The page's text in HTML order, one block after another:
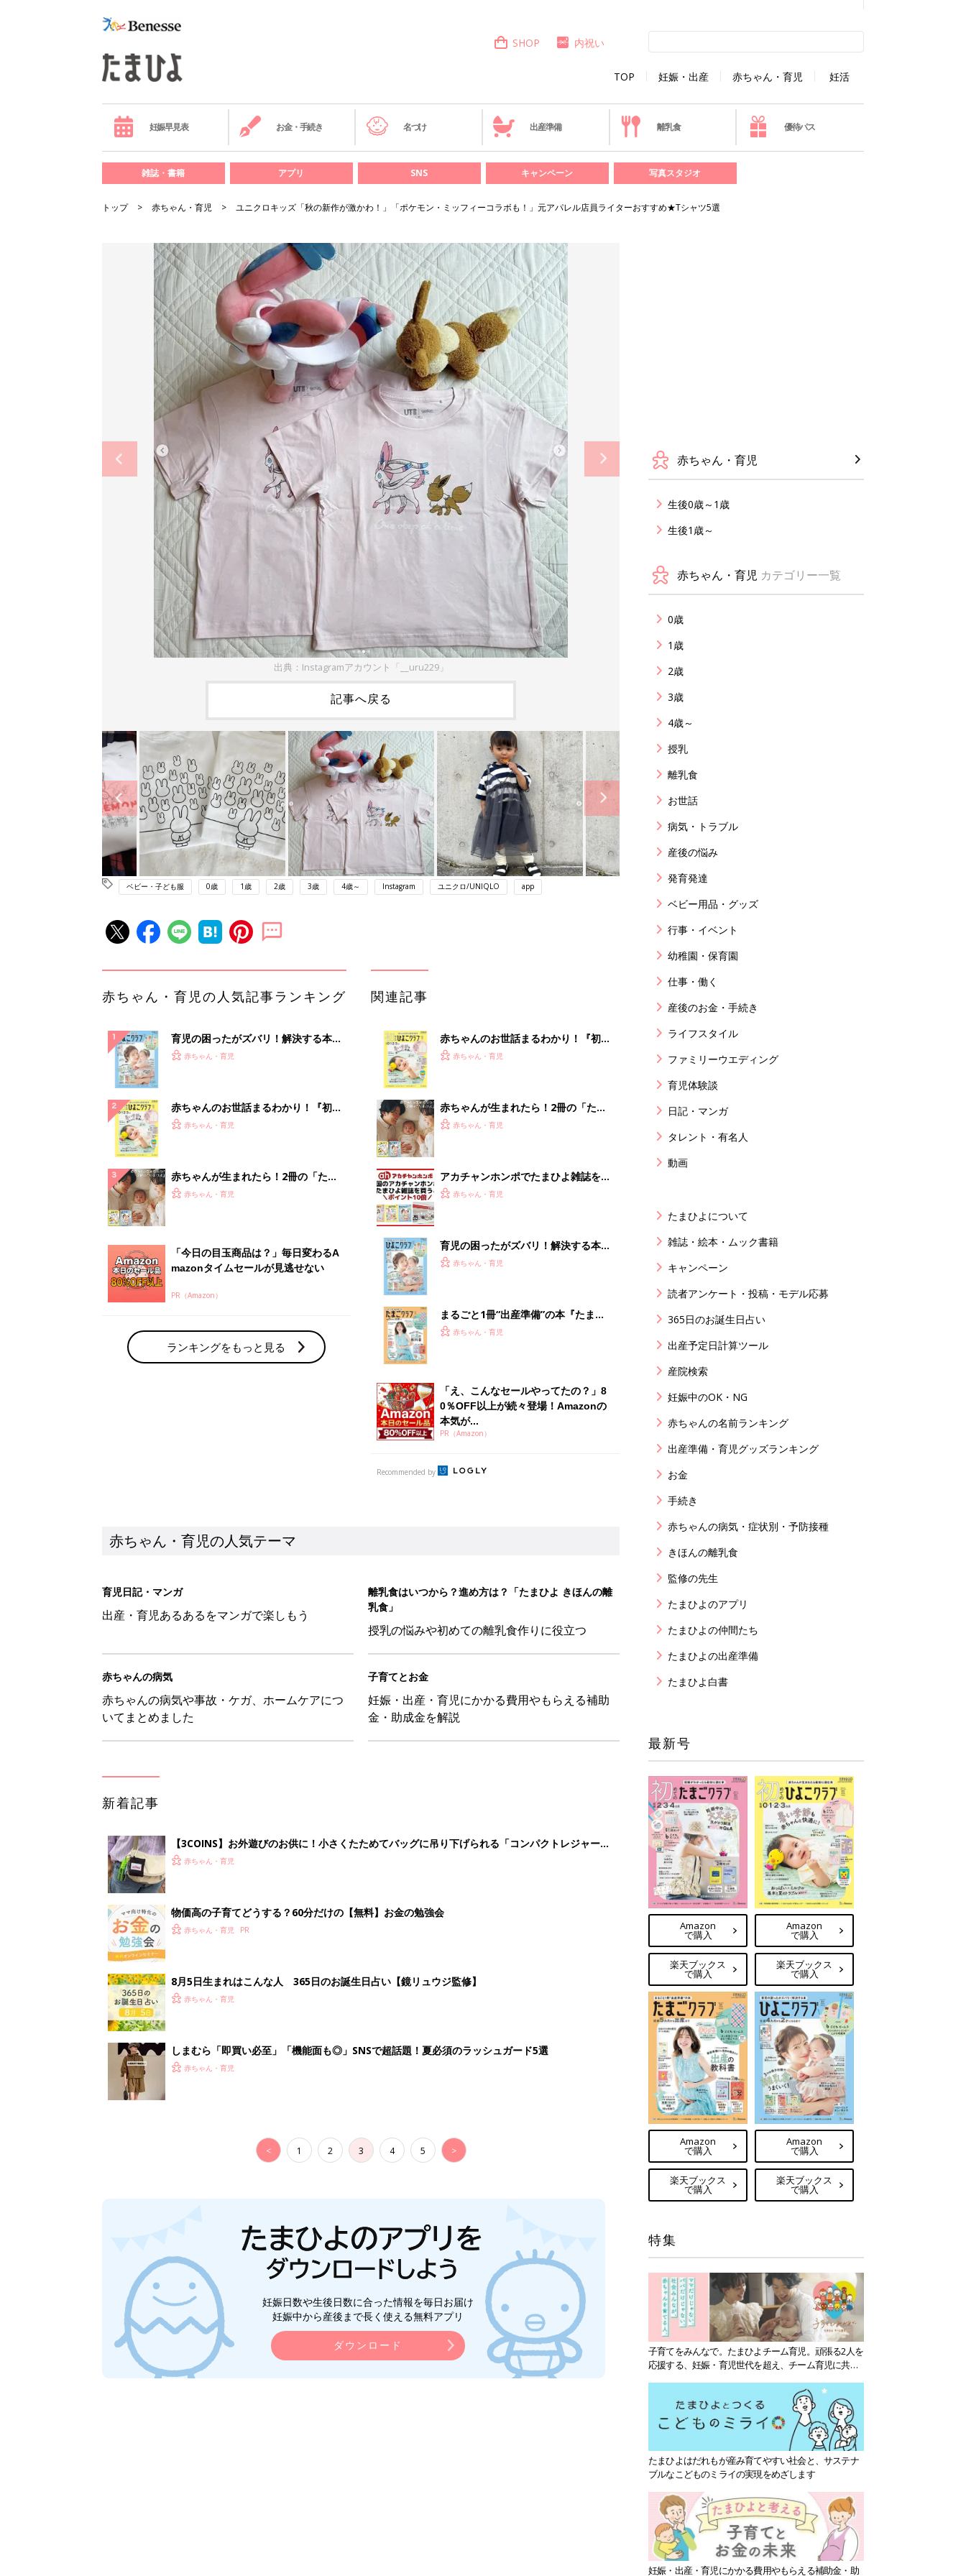
TOP 妊娠・出産 赤ちゃん・育児 妊活
SHOP 内祝い
妊娠早見表 お金・手続き 名づけ 出産準備 離乳食 優待パス
雑誌・書籍 アプリ SNS キャンペーン 写真スタジオ
トップ 赤ちゃん・育児 ユニクロキッズ「秋の新作が激かわ！」「ポケモン・ミッフィーコラボも！」元アパレル店員ライターおすすめ★Tシャツ5選
出典：Instagramアカウント「__uru229」
記事へ戻る
ベビー・子ども服 0歳 1歳 2歳 3歳 4歳～ Instagram ユニクロ/UNIQLO app
赤ちゃん・育児の人気記事ランキング
育児の困ったがズバリ！解決する本
『ひよこクラブ 夏号』 4カ月～2才
赤ちゃん・育児
赤ちゃんのお世話まるわかり！『初め
てのひよこクラブ 夏号』〈巻頭大特
赤ちゃん・育児
赤ちゃんが生まれたら！2冊の「たま
ひよ」
赤ちゃん・育児
「今日の目玉商品は？」毎日変わるA
mazonタイムセールが見逃せない
PR（Amazon）
ランキングをもっと見る
関連記事
赤ちゃんのお世話まるわかり！『初め
てのひよこクラブ 夏号』〈巻頭大特
赤ちゃん・育児
赤ちゃんが生まれたら！2冊の「たま
ひよ」
赤ちゃん・育児
アカチャンホンポでたまひよ雑誌を買
うとポイント10倍【期間限定】
赤ちゃん・育児
育児の困ったがズバリ！解決する本
『ひよこクラブ 夏号』 4カ月～2才
赤ちゃん・育児
まるごと1冊“出産準備”の本『たまご
クラブ 夏号』〈スペシャル大特集〉
赤ちゃん・育児
「え、こんなセールやってたの？」8
0％OFF以上が続々登場！Amazonの
本気が...
PR（Amazon）
Recommended by
赤ちゃん・育児の人気テーマ
育児日記・マンガ
出産・育児あるあるをマンガで楽しもう
離乳食はいつから？進め方は？「たまひよ きほんの離
乳食」
授乳の悩みや初めての離乳食作りに役立つ
赤ちゃんの病気
赤ちゃんの病気や事故・ケガ、ホームケアにつ
いてまとめました
子育てとお金
妊娠・出産・育児にかかる費用やもらえる補助
金・助成金を解説
新着記事
【3COINS】お外遊びのお供に！小さくたためてバッグに吊り下げられる「コンパクトレジャーシ
ート」
赤ちゃん・育児
物価高の子育てどうする？60分だけの【無料】お金の勉強会
赤ちゃん・育児
8月5日生まれはこんな人 365日のお誕生日占い【鏡リュウジ監修】
赤ちゃん・育児
しまむら「即買い必至」「機能面も◎」SNSで超話題！夏必須のラッシュガード5選
赤ちゃん・育児
< 1 2 3 4 5 >
妊娠日数や生後日数に合った情報を毎日お届け
妊娠中から産後まで長く使える無料アプリ
ダウンロード
赤ちゃん・育児
生後0歳～1歳
生後1歳～
赤ちゃん・育児 カテゴリー一覧
0歳
1歳
2歳
3歳
4歳～
授乳
離乳食
お世話
病気・トラブル
産後の悩み
発育発達
ベビー用品・グッズ
行事・イベント
幼稚園・保育園
仕事・働く
産後のお金・手続き
ライフスタイル
ファミリーウエディング
育児体験談
日記・マンガ
タレント・有名人
動画
たまひよについて
雑誌・絵本・ムック書籍
キャンペーン
読者アンケート・投稿・モデル応募
365日のお誕生日占い
出産予定日計算ツール
産院検索
妊娠中のOK・NG
赤ちゃんの名前ランキング
出産準備・育児グッズランキング
お金
手続き
赤ちゃんの病気・症状別・予防接種
きほんの離乳食
監修の先生
たまひよのアプリ
たまひよの仲間たち
たまひよの出産準備
たまひよ白書
最新号
Amazon
で購入
楽天ブックス
で購入
Amazon
で購入
楽天ブックス
で購入
Amazon
で購入
楽天ブックス
で購入
Amazon
で購入
楽天ブックス
で購入
特集
子育てをみんなで。たまひよチーム育児。頑張る2人を
応援する、妊娠・育児世代を超え、チーム育児に共感
たまひよはだれもが産み育てやすい社会と、サステナ
ブルなこどものミライの実現をめざします
妊娠・出産・育児にかかる費用やもらえる補助金・助